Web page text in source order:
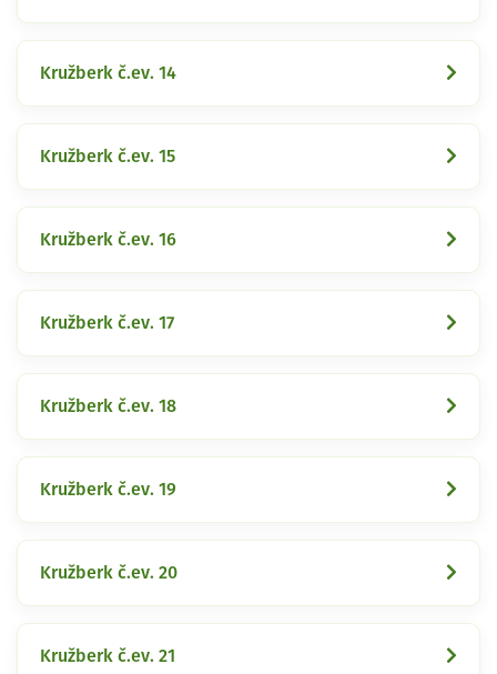
Kružberk č.ev. 14
Kružberk č.ev. 15
Kružberk č.ev. 16
Kružberk č.ev. 17
Kružberk č.ev. 18
Kružberk č.ev. 19
Kružberk č.ev. 20
Kružberk č.ev. 21